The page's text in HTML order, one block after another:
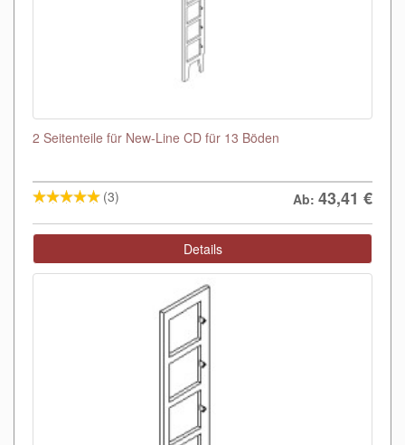
2 Seitenteile für New-Line CD für 13 Böden
(3) Ab: 43,41 €
Details